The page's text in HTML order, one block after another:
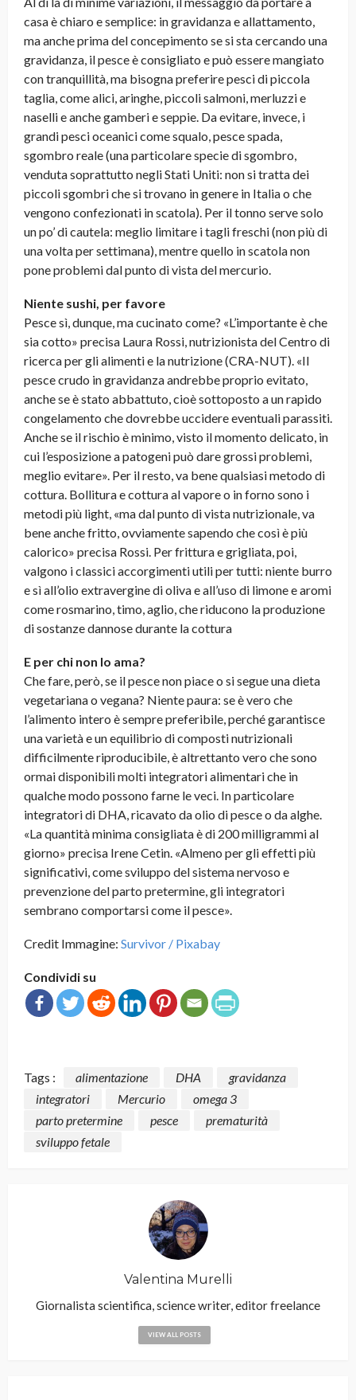
casa è chiaro e semplice: in gravidanza e allattamento,
ma anche prima del concepimento se si sta cercando una
gravidanza, il pesce è consigliato e può essere mangiato
con tranquillità, ma bisogna preferire pesci di piccola
taglia, come alici, aringhe, piccoli salmoni, merluzzi e
naselli e anche gamberi e seppie. Da evitare, invece, i
grandi pesci oceanici come squalo, pesce spada,
sgombro reale (una particolare specie di sgombro,
venduta soprattutto negli Stati Uniti: non si tratta dei
piccoli sgombri che si trovano in genere in Italia o che
vengono confezionati in scatola). Per il tonno serve solo
un po’ di cautela: meglio limitare i tagli freschi (non più di
una volta per settimana), mentre quello in scatola non
pone problemi dal punto di vista del mercurio.
Niente sushi, per favore
Pesce sì, dunque, ma cucinato come? «L’importante è che
sia cotto» precisa Laura Rossi, nutrizionista del Centro di
ricerca per gli alimenti e la nutrizione (CRA-NUT). «Il
pesce crudo in gravidanza andrebbe proprio evitato,
anche se è stato abbattuto, cioè sottoposto a un rapido
congelamento che dovrebbe uccidere eventuali parassiti.
Anche se il rischio è minimo, visto il momento delicato, in
cui l’esposizione a patogeni può dare grossi problemi,
meglio evitare». Per il resto, va bene qualsiasi metodo di
cottura. Bollitura e cottura al vapore o in forno sono i
metodi più light, «ma dal punto di vista nutrizionale, va
bene anche fritto, ovviamente sapendo che così è più
calorico» precisa Rossi. Per frittura e grigliata, poi,
valgono i classici accorgimenti utili per tutti: niente burro
e sì all’olio extravergine di oliva e all’uso di limone e aromi
come rosmarino, timo, aglio, che riducono la produzione
di sostanze dannose durante la cottura
E per chi non lo ama?
Che fare, però, se il pesce non piace o si segue una dieta
vegetariana o vegana? Niente paura: se è vero che
l’alimento intero è sempre preferibile, perché garantisce
una varietà e un equilibrio di composti nutrizionali
difficilmente riproducibile, è altrettanto vero che sono
ormai disponibili molti integratori alimentari che in
qualche modo possono farne le veci. In particolare
integratori di DHA, ricavato da olio di pesce o da alghe.
«La quantità minima consigliata è di 200 milligrammi al
giorno» precisa Irene Cetin. «Almeno per gli effetti più
significativi, come sviluppo del sistema nervoso e
prevenzione del parto pretermine, gli integratori
sembrano comportarsi come il pesce».
Credit Immagine: Survivor / Pixabay
Condividi su
Tags : alimentazione DHA
gravidanza
integratori
Mercurio
omega 3
parto pretermine
pesce
prematurità
sviluppo fetale
Valentina Murelli
Giornalista scientifica, science writer, editor freelance
VIEW ALL POSTS